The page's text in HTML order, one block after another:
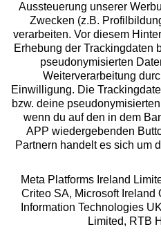
Beratung
Über uns
Rechtliches
Alle Preise inkl. MwSt., zzgl.
** Bonität vorausgesetzt, berechtigt zur
Aussteuerung unserer
Zwecken (z.B.
verarbeiten. Vor diesem
Erhebung der Trackingdaten
pseudonymisierten
Weiterverarbeitung
Einwilligung. Die
bzw. deine
wenn du auf den in dem
APP wiedergebenden
Partnern handelt es sich um
Meta Platforms Ireland
Criteo SA, Microsoft Ireland
Information Technologies
Limited, RTB